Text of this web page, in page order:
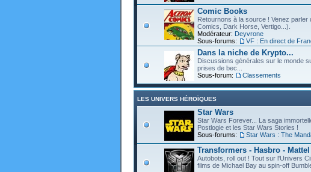
Comic Books
Retournons à la source ! Venez
Comics, Dark Horse, Vertigo...).
Modérateur: Deyvrone
Sous-forums:
VF : En direct de
Dans la niche de Krypto...
Discussions générales sur le monde
prises de bec...
Sous-forum:
Classements
LES UNIVERS HÉROÏQUES
Star Wars
Star Wars Forever... La saga
Postlogie et les Star Wars Stories !
Sous-forums:
Star Wars : The
Transformers - Hasbro - Mattel
Autobots, roll out ! Tout sur l'Univers
films de Michael Bay au spin-off